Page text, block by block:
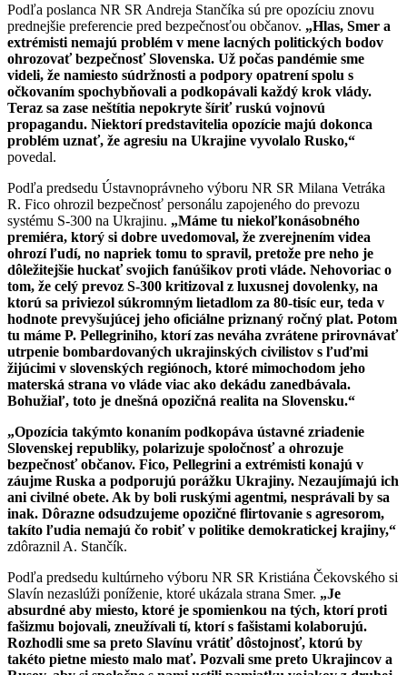
Podľa poslanca NR SR Andreja Stančíka sú pre opozíciu znovu
prednejšie preferencie pred bezpečnosťou občanov. „Hlas, Smer a
extrémisti nemajú problém v mene lacných politických bodov
ohrozovať bezpečnosť Slovenska. Už počas pandémie sme
videli, že namiesto súdržnosti a podpory opatrení spolu s
očkovaním spochybňovali a podkopávali každý krok vlády.
Teraz sa zase neštítia nepokryte šíriť ruskú vojnovú
propagandu. Niektorí predstavitelia opozície majú dokonca
problém uznať, že agresiu na Ukrajine vyvolalo Rusko,“
povedal.
Podľa predsedu Ústavnoprávneho výboru NR SR Milana Vetráka
R. Fico ohrozil bezpečnosť personálu zapojeného do prevozu
systému S-300 na Ukrajinu. „Máme tu niekoľkonásobného
premiéra, ktorý si dobre uvedomoval, že zverejnením videa
ohrozí ľudí, no napriek tomu to spravil, pretože pre neho je
dôležitejšie huckať svojich fanúšikov proti vláde. Nehovoriac o
tom, že celý prevoz S-300 kritizoval z luxusnej dovolenky, na
ktorú sa priviezol súkromným lietadlom za 80-tisíc eur, teda v
hodnote prevyšujúcej jeho oficiálne priznaný ročný plat. Potom
tu máme P. Pellegriniho, ktorí zas neváha zvrátene prirovnávať
utrpenie bombardovaných ukrajinských civilistov s ľuďmi
žijúcimi v slovenských regiónoch, ktoré mimochodom jeho
materská strana vo vláde viac ako dekádu zanedbávala.
Bohužiaľ, toto je dnešná opozičná realita na Slovensku.“
„Opozícia takýmto konaním podkopáva ústavné zriadenie
Slovenskej republiky, polarizuje spoločnosť a ohrozuje
bezpečnosť občanov. Fico, Pellegrini a extrémisti konajú v
záujme Ruska a podporujú porážku Ukrajiny. Nezaujímajú ich
ani civilné obete. Ak by boli ruskými agentmi, nesprávali by sa
inak. Dôrazne odsudzujeme opozičné flirtovanie s agresorom,
takíto ľudia nemajú čo robiť v politike demokratickej krajiny,“
zdôraznil A. Stančík.
Podľa predsedu kultúrneho výboru NR SR Kristiána Čekovského si
Slavín nezaslúži poníženie, ktoré ukázala strana Smer. „Je
absurdné aby miesto, ktoré je spomienkou na tých, ktorí proti
fašizmu bojovali, zneužívali tí, ktorí s fašistami kolaborujú.
Rozhodli sme sa preto Slavínu vrátiť dôstojnosť, ktorú by
takéto pietne miesto malo mať. Pozvali sme preto Ukrajincov a